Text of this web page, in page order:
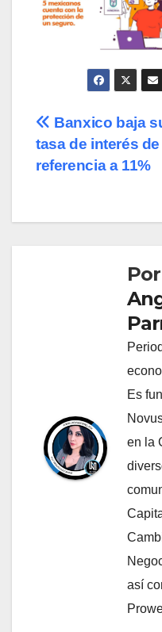
de
Banxico baja
tasa de interés de
referencia a 11%
Por
Es
en la
así